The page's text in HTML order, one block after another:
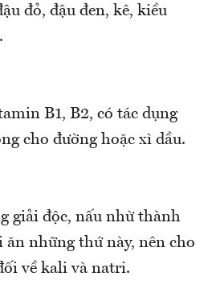
đỏ, đậu đen, kê, kiều
B1, B2, có tác dụng
cho đường hoặc xì dầu.
giải độc, nấu nhừ thành
những thứ này, nên cho
về kali và natri.